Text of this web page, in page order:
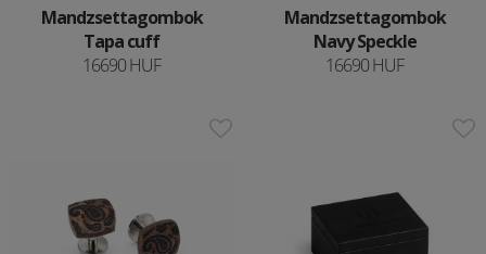
Mandzsettagombok
Tapa cuff
16690 HUF
Mandzsettagombok
Navy Speckle
16690 HUF